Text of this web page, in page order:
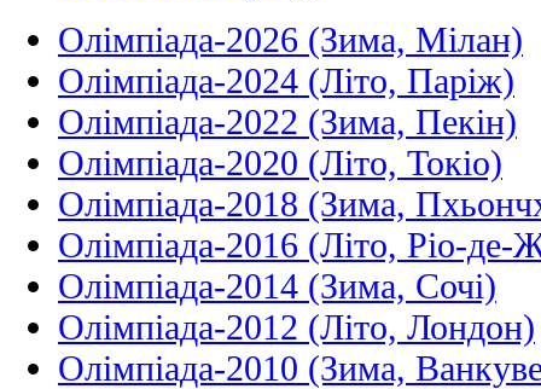
Олімпіада-2026 (Зима, Мілан)
Олімпіада-2024 (Літо, Паріж)
Олімпіада-2022 (Зима, Пекін)
Олімпіада-2020 (Літо, Токіо)
Олімпіада-2018 (Зима,
Олімпіада-2016 (Літо, Ріо-де-
Олімпіада-2014 (Зима, Сочі)
Олімпіада-2012 (Літо, Лондон)
Олімпіада-2010 (Зима,